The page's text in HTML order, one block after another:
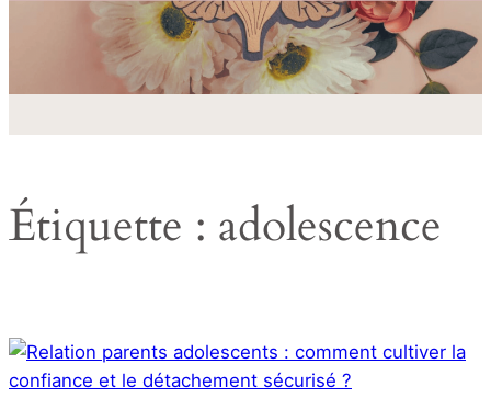
Étiquette : adolescence